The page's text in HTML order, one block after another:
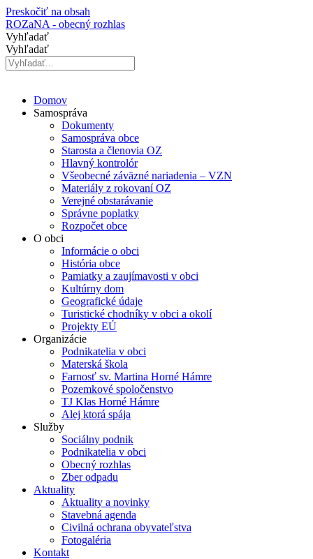
Preskočiť na obsah
ROZaNA - obecný rozhlas
Vyhľadať
Vyhľadať
Domov
Samospráva
Dokumenty
Samospráva obce
Starosta a členovia OZ
Hlavný kontrolór
Všeobecné záväzné nariadenia – VZN
Materiály z rokovaní OZ
Verejné obstarávanie
Správne poplatky
Rozpočet obce
O obci
Informácie o obci
História obce
Pamiatky a zaujímavosti v obci
Kultúrny dom
Geografické údaje
Turistické chodníky v obci a okolí
Projekty EÚ
Organizácie
Podnikatelia v obci
Materská škola
Farnosť sv. Martina Horné Hámre
Pozemkové spoločenstvo
TJ Klas Horné Hámre
Alej ktorá spája
Služby
Sociálny podnik
Podnikatelia v obci
Obecný rozhlas
Zber odpadu
Aktuality
Aktuality a novinky
Stavebná agenda
Civilná ochrana obyvateľstva
Fotogaléria
Kontakt